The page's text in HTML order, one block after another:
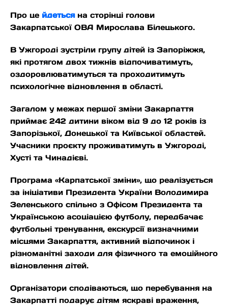
Про це йдетьсяна сторінці голови
Закарпатської ОВА Мирослава Білецького.
В Ужгороді зустріли групу дітей із Запоріжжя,
які протягом двох тижнів відпочиватимуть,
оздоровлюватимуться та проходитимуть
психологічне відновлення в області.
Загалом у межах першої зміни Закарпаття
приймає 242 дитини віком від 9 до 12 років із
Запорізької, Донецької та Київської областей.
Учасники проєкту проживатимуть в Ужгороді,
Хусті та Чинадієві.
Програма «Карпатської зміни», що реалізується
за ініціативи Президента України Володимира
Зеленського спільно з Офісом Президента та
Українською асоціацією футболу, передбачає
футбольні тренування, екскурсії визначними
місцями Закарпаття, активний відпочинок і
різноманітні заходи для фізичного та емоційного
відновлення дітей.
Організатори сподіваються, що перебування на
Закарпатті подарує дітям яскраві враження,